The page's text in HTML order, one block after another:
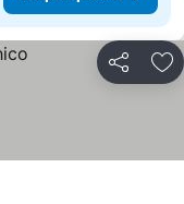
Condividi